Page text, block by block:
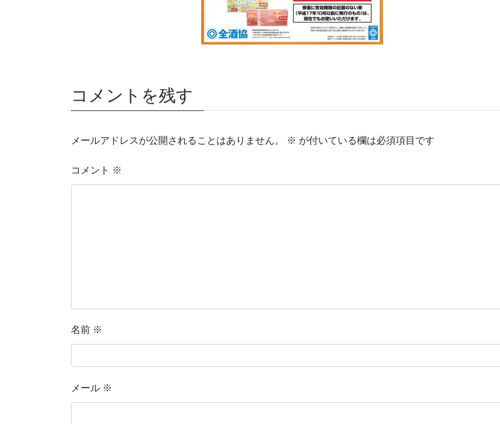
コメントを残す
メールアドレスが公開されることはありません。 ※ が付いている欄は必須項目です
コメント ※
名前 ※
メール ※